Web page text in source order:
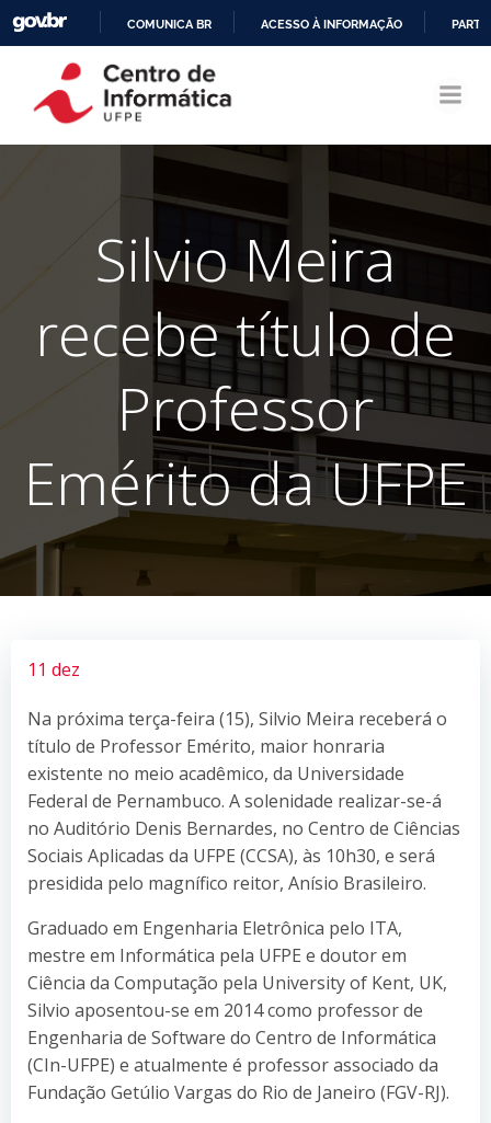
CONTEÚDO
COMUNICA BR ACESSO À INFORMAÇÃO
Silvio Meira
recebe título de
Professor
Emérito da UFPE
11 dez
Na próxima terça-feira (15), Silvio Meira receberá o
título de Professor Emérito, maior honraria
existente no meio acadêmico, da Universidade
Federal de Pernambuco. A solenidade realizar-se-á
no Auditório Denis Bernardes, no Centro de Ciências
Sociais Aplicadas da UFPE (CCSA), às 10h30, e será
presidida pelo magnífico reitor, Anísio Brasileiro.
Graduado em Engenharia Eletrônica pelo ITA,
mestre em Informática pela UFPE e doutor em
Ciência da Computação pela University of Kent, UK,
Silvio aposentou-se em 2014 como professor de
Engenharia de Software do Centro de Informática
(CIn-UFPE) e atualmente é professor associado da
Fundação Getúlio Vargas do Rio de Janeiro (FGV-RJ).